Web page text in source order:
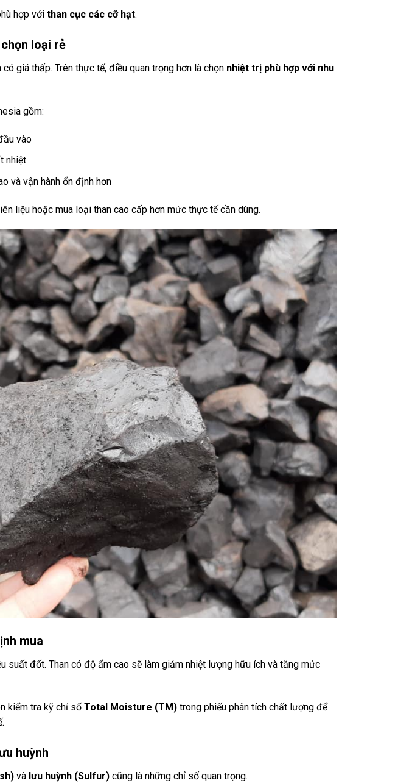
hợp vớithan cục các cỡ hạt.
loại rẻ
giá thấp. Trên thực tế, điều quan trọng hơn là chọn nhiệt trị phù hợp với nhu
gồm:
vào
nhiệt
và vận hành ổn định hơn
liệu hoặc mua loại than cao cấp hơn mức thực tế cần dùng.
mua
suất đốt. Than có độ ẩm cao sẽ làm giảm nhiệt lượng hữu ích và tăng mức
kiểm tra kỹ chỉ sốTotal Moisture (TM) trong phiếu phân tích chất lượng để
huỳnh
và lưu huỳnh (Sulfur) cũng là những chỉ số quan trọng.